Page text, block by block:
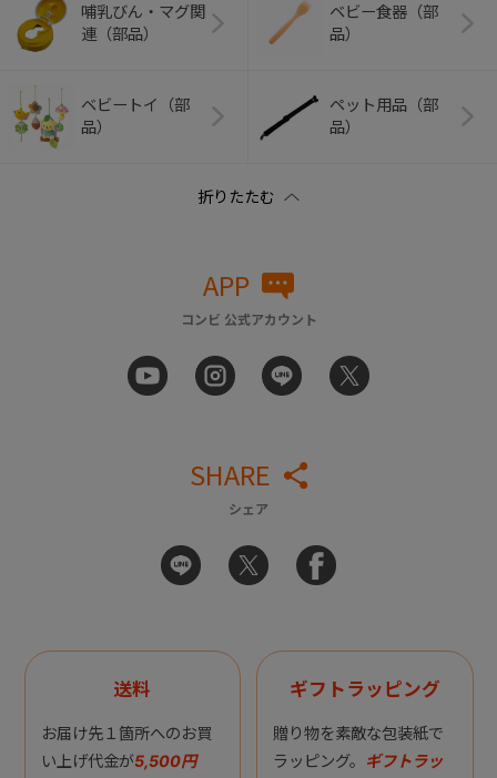
哺乳びん・マグ関
連（部品）
ベビー食器（部
品）
ベビートイ（部
品）
ペット用品（部
品）
APP
コンビ 公式アカウント
SHARE
シェア
送料
お届け先１箇所へのお買
い上げ代金が5,500円
ギフトラッピング
贈り物を素敵な包装紙で
ラッピング。 ギフトラッ